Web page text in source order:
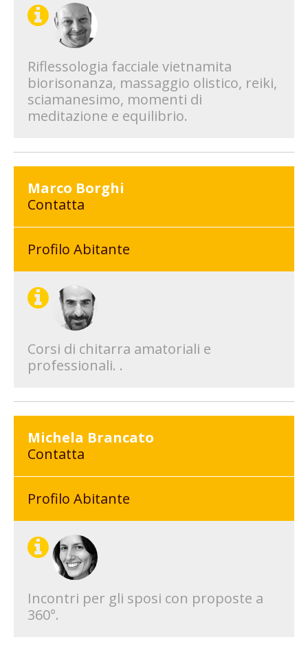
Riflessologia facciale vietnamita
biorisonanza, massaggio olistico, reiki,
sciamanesimo, momenti di
meditazione e equilibrio.
Marco Borghi
Contatta
Profilo Abitante
Corsi di chitarra amatoriali e
professionali. .
Michela Brancato
Contatta
Profilo Abitante
Incontri per gli sposi con proposte a
360°.